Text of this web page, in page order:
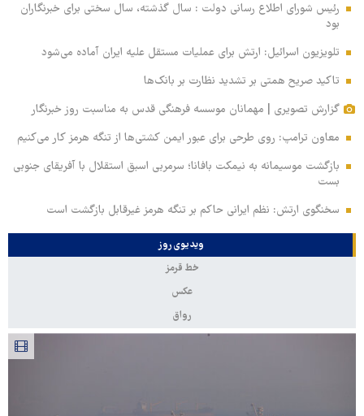
رئیس شورای اطلاع رسانی دولت : سال گذشته، سال سختی برای خبرنگاران
بود
تلویزیون اسرائیل: ارتش برای عملیات مستقل علیه ایران آماده می‌شود
تاکید صریح همتی بر تشدید نظارت بر بانک‌ها
گزارش تصویری | مهمانان موسسه فرهنگی قدس به مناسبت روز خبرنگار
معاون ترامپ: روی طرحی برای عبور ایمن کشتی‌ها از تنگه هرمز کار می‌کنیم
بازگشت موسیمانه به نیمکت بافانا؛ سرمربی اسبق استقلال با آفریقای جنوبی
بست
سخنگوی ارتش: نظم ایرانی حاکم بر تنگه هرمز غیرقابل بازگشت است
ویدیوی روز
خط قرمز
عکس
رواق